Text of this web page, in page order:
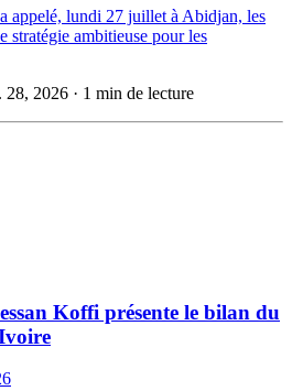
appelé, lundi 27 juillet à Abidjan, les
stratégie ambitieuse pour les
28, 2026 · 1 min de lecture
Koffi présente le bilan du